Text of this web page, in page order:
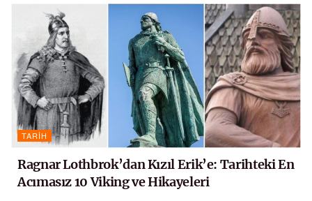
TARIH
Ragnar Lothbrok’dan Kızıl Erik’e: Tarihteki En
Acımasız 10 Viking ve Hikayeleri